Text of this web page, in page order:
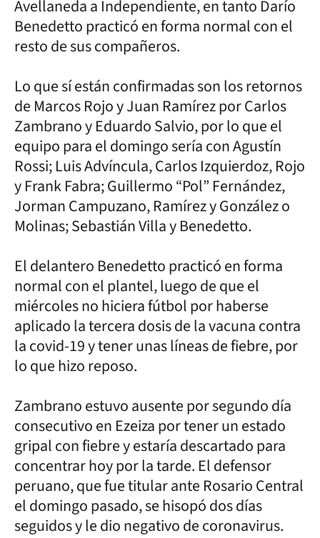
Avellaneda a Independiente, en tanto Darío
Benedetto practicó en forma normal con el
resto de sus compañeros.
Lo que sí están confirmadas son los retornos
de Marcos Rojo y Juan Ramírez por Carlos
Zambrano y Eduardo Salvio, por lo que el
equipo para el domingo sería con Agustín
Rossi; Luis Advíncula, Carlos Izquierdoz, Rojo
y Frank Fabra; Guillermo “Pol” Fernández,
Jorman Campuzano, Ramírez y González o
Molinas; Sebastián Villa y Benedetto.
El delantero Benedetto practicó en forma
normal con el plantel, luego de que el
miércoles no hiciera fútbol por haberse
aplicado la tercera dosis de la vacuna contra
la covid-19 y tener unas líneas de fiebre, por
lo que hizo reposo.
Zambrano estuvo ausente por segundo día
consecutivo en Ezeiza por tener un estado
gripal con fiebre y estaría descartado para
concentrar hoy por la tarde. El defensor
peruano, que fue titular ante Rosario Central
el domingo pasado, se hisopó dos días
seguidos y le dio negativo de coronavirus.